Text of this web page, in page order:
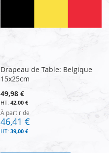
Drapeau de Table: Belgique
15x25cm
49,98 €
42,00 €
À partir de
46,41 €
39,00 €